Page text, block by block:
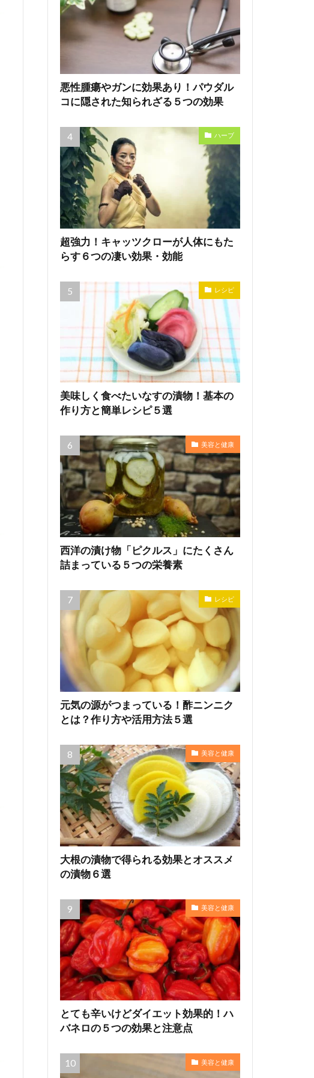
悪性腫瘍やガンに効果あり！パウダル
コに隠された知られざる５つの効果
ハーブ
超強力！キャッツクローが人体にもた
らす６つの凄い効果・効能
レシピ
美味しく食べたいなすの漬物！基本の
作り方と簡単レシピ５選
美容と健康
西洋の漬け物「ピクルス」にたくさん
詰まっている５つの栄養素
レシピ
元気の源がつまっている！酢ニンニク
とは？作り方や活用方法５選
美容と健康
大根の漬物で得られる効果とオススメ
の漬物６選
美容と健康
とても辛いけどダイエット効果的！ハ
バネロの５つの効果と注意点
美容と健康